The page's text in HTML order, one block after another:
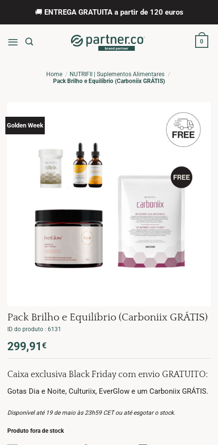
🚚 ENTREGA GRATUITA a partir de 120 euros
0
Home
NUTRIFII | Suplementos Alimentares
Pack Brilho e Equilíbrio (Carboniix GRÁTIS)
Golden Week
Pack Brilho e Equilíbrio (Carboniix GRÁTIS)
ID do produto : 6131
O
preço
original
era:
410,67€.
299,91 €
preço
atual
é:
299,91€.
Caixa exclusiva Black Friday com envio GRATUITO:
Gotas Dia e Noite, Culturiix, EverGlow e um Carboniix GRÁTIS.
Disponível até 19 de maio às 23h59 CET ou até esgotar o stock.
Produto fora de stock